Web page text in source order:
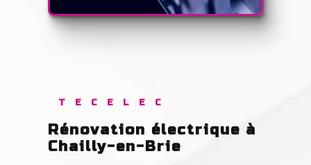
TECELEC
rénovation électrique à
Chailly-en-Brie